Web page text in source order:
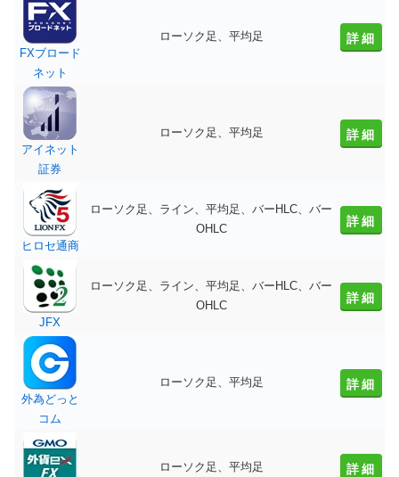
FXブロード
ネット
ローソク足、平均足 詳細
アイネット
証券
ローソク足、平均足 詳細
ヒロセ通商
ローソク足、ライン、平均足、バーHLC、バー
OHLC
詳細
JFX
ローソク足、ライン、平均足、バーHLC、バー
OHLC
詳細
外為どっと
コム
ローソク足、平均足 詳細
ローソク足、平均足 詳細